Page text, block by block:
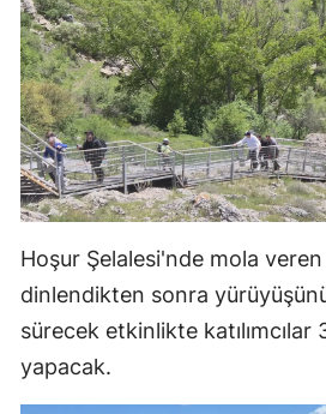
Hoşur Şelalesi'nde mola veren
dinlendikten sonra
sürecek etkinlikte katılımcılar
yapacak.